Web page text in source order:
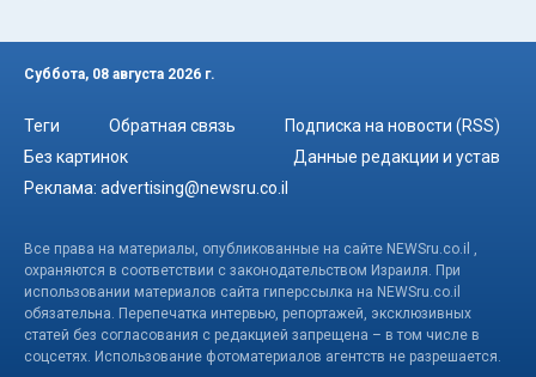
Суббота, 08 августа 2026 г.
Теги Обратная связь
Подписка на новости (RSS)
Без картинок
Данные редакции и устав
Реклама: advertising@newsru.co.il
Все права на материалы, опубликованные на сайте NEWSru.co.il ,
охраняются в соответствии с законодательством Израиля. При
использовании материалов сайта гиперссылка на NEWSru.co.il
обязательна. Перепечатка интервью, репортажей, эксклюзивных
статей без согласования с редакцией запрещена – в том числе в
соцсетях. Использование фотоматериалов агентств не разрешается.